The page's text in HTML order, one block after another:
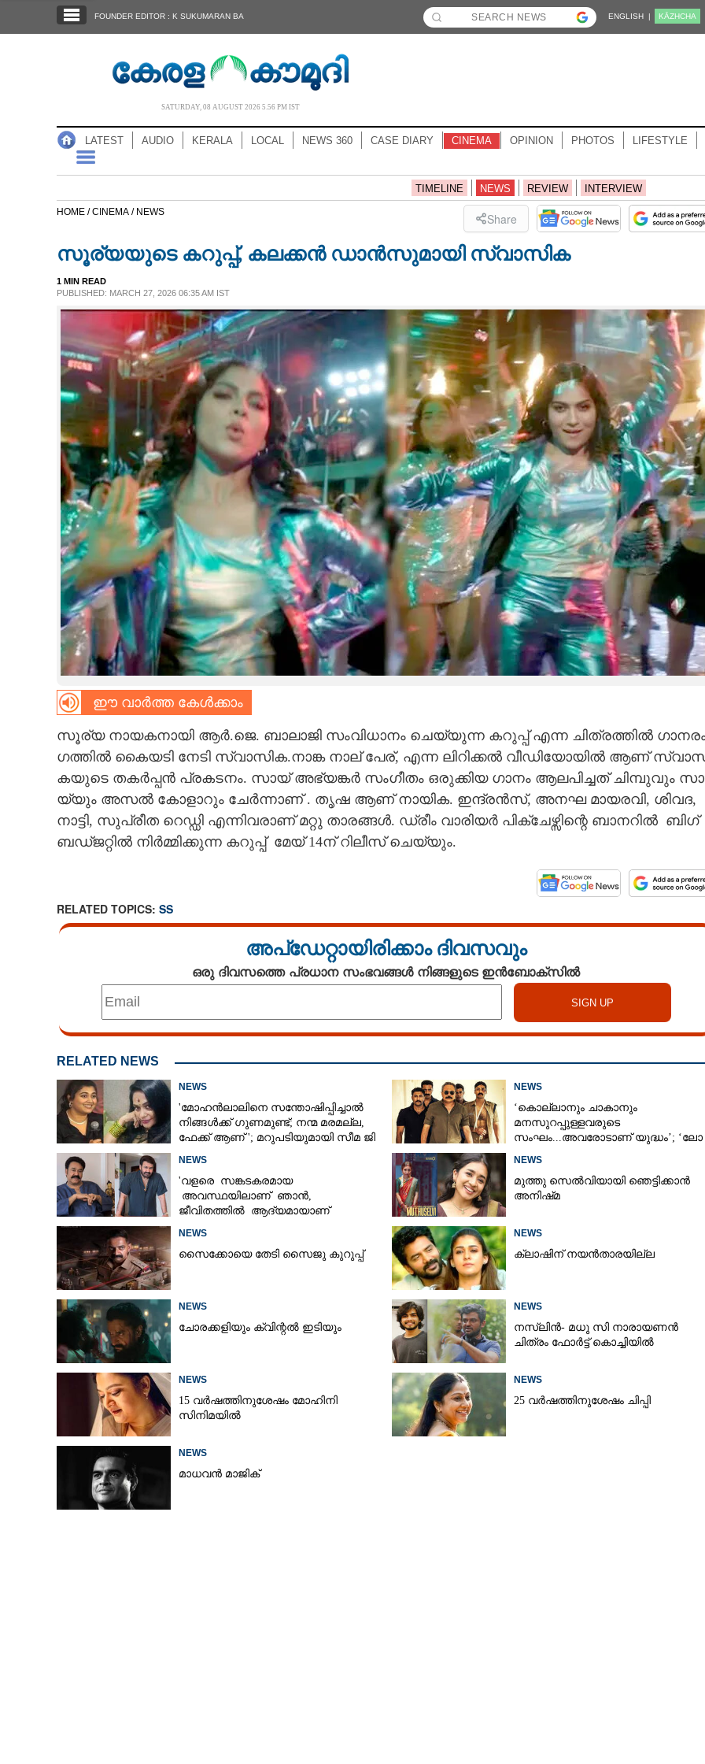
NOTIFIED NEWS
LIFESTYLE
SPIRITUAL
CARTOONS
LITERATURE
FOUNDER EDITOR : K SUKUMARAN BA ENGLISH | KĀZHCHA
SATURDAY, 08 AUGUST 2026 5.56 PM IST
LATEST AUDIO KERALA LOCAL NEWS 360 CASE DIARY CINEMA OPINION PHOTOS LIFESTYLE
TIMELINE NEWS REVIEW INTERVIEW
HOME /CINEMA / NEWS Share
സൂര്യയുടെ കറുപ്പ്, കലക്കൻ ഡാൻസുമായി സ്വാസിക
1 MIN READ
PUBLISHED: MARCH 27, 2026 06:35 AM IST
ഈ വാർത്ത കേൾക്കാം
സൂ​ര്യ​ ​നാ​യ​ക​നാ​യി​ ​ആ​ർ.​ജെ.​ ​ബാ​ലാ​ജി​ ​സം​വി​ധാ​നം​ ​ചെ​യ്യു​ന്ന​ ​ക​റു​പ്പ് ​എ​ന്ന​ ​ചി​ത്ര​ത്തി​ൽ​
ഗ​ത്തി​ൽ​ ​കൈ​യ​ടി​ ​നേ​ടി​ ​സ്വാ​സി​ക.നാ​ങ്ക​ ​നാ​ല് ​പേ​ര്,​ ​എ​ന്ന​ ​ലി​റി​ക്ക​ൽ​ ​വീ​ഡി​യോ​യിൽ ആ​ണ്
ക​യു​ടെ​ ​ത​ക​ർ​പ്പ​ൻ​ ​പ്ര​ക​ട​നം.​ ​സാ​യ് ​അ​ഭ്യ​ങ്ക​ർ​ ​സം​ഗീ​തം​ ​ഒ​രു​ക്കി​യ​ ​ഗാ​നം​ ​ആ​ല​പി​ച്ച​ത് ​ചി​മ്പു​വും​ ​സാ​
യ്‌​യും​ ​അ​സ​ൽ​ ​കോ​ളാ​റും​ ​ചേ​ർ​ന്നാ​ണ് .​ ​തൃ​ഷ​ ​ആ​ണ് ​നാ​യി​ക.​ ​ഇ​ന്ദ്ര​ൻ​സ്,​ ​അ​ന​ഘ​ ​മാ​യ​ര​വി, ശി​വ​ദ,​ ​
നാ​ട്ടി,​ ​സു​പ്രീ​ത​ ​റെ​ഡ്ഡി​ ​എ​ന്നി​വ​രാ​ണ് ​മ​റ്റു​ ​താ​ര​ങ്ങ​ൾ.​ ​ഡ്രീം​ ​വാ​രി​യ​ർ​ ​പി​ക്ചേ​ഴ്സി​ന്റെ​ ​ബാ​ന​റി​ൽ​ ​ ​ബി​ഗ് ​
ബ​ഡ്ജ​റ്റി​ൽ​ ​നി​ർ​മ്മി​ക്കു​ന്ന​ ​ക​റു​പ്പ് ​ മേ​യ് 14​ന് ​റി​ലീ​സ് ​ചെ​യ്യും.
RELATED TOPICS: SS
അപ്ഡേറ്റായിരിക്കാം ദിവസവും
ഒരു ദിവസത്തെ പ്രധാന സംഭവങ്ങൾ നിങ്ങളുടെ ഇൻബോക്സിൽ
RELATED NEWS
NEWS
'മോഹൻലാലിനെ സന്തോഷിപ്പിച്ചാൽ
നിങ്ങൾക്ക് ഗുണമുണ്ട്; നന്മ മരമല്ല,
ഫേക്ക് ആണ് '; മറുപടിയുമായി സീമ ജി
NEWS
‘കൊല്ലാനും ചാകാനും
മനസുറപ്പുള്ളവരുടെ
സംഘം...അവരോടാണ് യുദ്ധം’; ‘ലോ
NEWS
'വളരെ സങ്കടകരമായ
അവസ്ഥയിലാണ് ഞാൻ,
ജീവിതത്തിൽ ആദ്യമായാണ്
NEWS
മുത്തു സെൽവിയായി ഞെട്ടിക്കാൻ
അനിഷ്‌മ
NEWS
സൈക്കോയെ തേടി സൈജു കുറുപ്പ്
NEWS
ക്ലാഷിന് നയൻതാരയില്ല
NEWS
ചോരക്കളിയും ക്വിന്റൽ ഇടിയും
NEWS
നസ്ലിൻ- മധു സി നാരായണൻ
ചിത്രം ഫോർട്ട് കൊച്ചിയിൽ
NEWS
15 വർഷത്തിനുശേഷം മോഹിനി
സിനിമയിൽ
NEWS
25 വർഷത്തിനുശേഷം ചിപ്പി
NEWS
മാധവൻ മാജിക്
ഡാൻസുമായി സ്വാസിക
Copy Link